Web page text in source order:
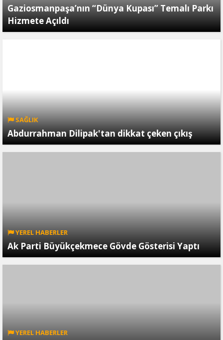
Gaziosmanpaşa’nın “Dünya Kupası” Temalı Parkı
Hizmete Açıldı
SAĞLIK
Abdurrahman Dilipak'tan dikkat çeken çıkış
YEREL HABERLER
Ak Parti Büyükçekmece Gövde Gösterisi Yaptı
YEREL HABERLER